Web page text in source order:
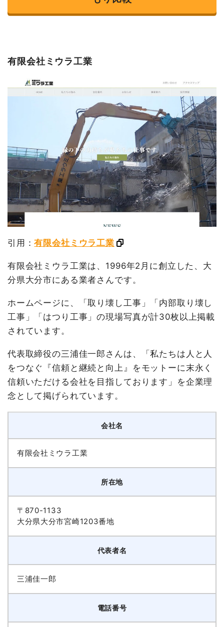
有限会社ミウラ工業
引用：有限会社ミウラ工業
有限会社ミウラ工業は、1996年2月に創立した、大
分県大分市にある業者さんです。
ホームページに、「取り壊し工事」「内部取り壊し
工事」「はつり工事」の現場写真が計30枚以上掲載
されています。
代表取締役の三浦佳一郎さんは、「私たちは人と人
をつなぐ『信頼と継続と向上』をモットーに末永く
信頼いただける会社を目指しております」を企業理
念として掲げられています。
会社名
有限会社ミウラ工業
所在地
〒870-1133
大分県大分市宮崎1203番地
代表者名
三浦佳一郎
電話番号